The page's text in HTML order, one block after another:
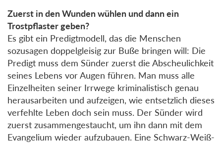
Zuerst in den Wunden wühlen und dann ein
Trostpflaster geben?
Es gibt ein Predigtmodell, das die Menschen
sozusagen doppelgleisig zur Buße bringen will: Die
Predigt muss dem Sünder zuerst die Abscheulichkeit
seines Lebens vor Augen führen. Man muss alle
Einzelheiten seiner Irrwege kriminalistisch genau
herausarbeiten und aufzeigen, wie entsetzlich dieses
verfehlte Leben doch sein muss. Der Sünder wird
zuerst zusammengestaucht, um ihn dann mit dem
Evangelium wieder aufzubauen. Eine Schwarz-Weiß-